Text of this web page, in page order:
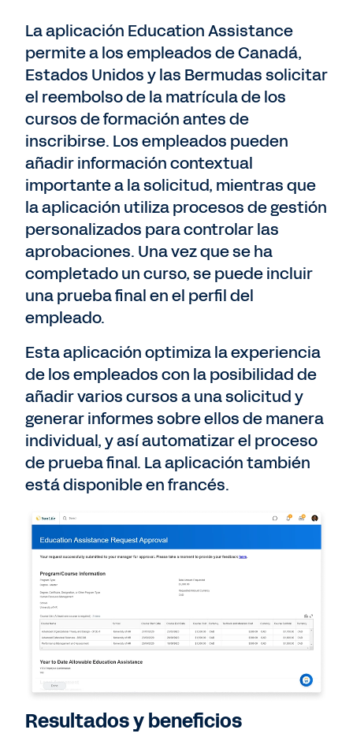
La aplicación Education Assistance
permite a los empleados de Canadá,
Estados Unidos y las Bermudas solicitar
el reembolso de la matrícula de los
cursos de formación antes de
inscribirse. Los empleados pueden
añadir información contextual
importante a la solicitud, mientras que
la aplicación utiliza procesos de gestión
personalizados para controlar las
aprobaciones. Una vez que se ha
completado un curso, se puede incluir
una prueba final en el perfil del
empleado.
Esta aplicación optimiza la experiencia
de los empleados con la posibilidad de
añadir varios cursos a una solicitud y
generar informes sobre ellos de manera
individual, y así automatizar el proceso
de prueba final. La aplicación también
está disponible en francés.
Resultados y beneficios